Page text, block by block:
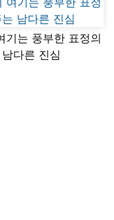
기는 풍부한 표정의
다른 진심